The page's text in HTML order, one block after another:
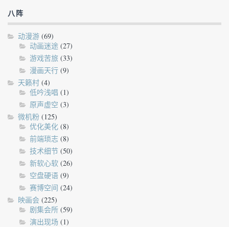
八阵
动漫游 (69)
动画迷途 (27)
游戏苦旅 (33)
漫画天行 (9)
天籁村 (4)
低吟浅唱 (1)
原声虚空 (3)
微机粉 (125)
优化美化 (8)
前端琐志 (8)
技术细节 (50)
新软心软 (26)
空盘硬语 (9)
赛博空间 (24)
映画会 (225)
剧集会所 (59)
演出现场 (1)